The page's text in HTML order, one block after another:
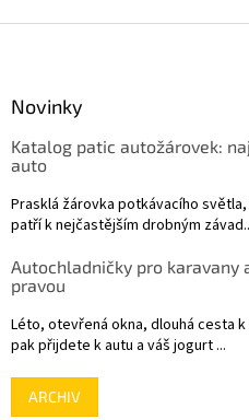
Novinky
Katalog patic autožárovek:
auto
Prasklá žárovka potkávacího
patří k nejčastějším drobným
Autochladničky pro karavany
pravou
Léto, otevřená okna, dlouhá cesta
pak přijdete k autu a váš jogurt ...
ARCHIV